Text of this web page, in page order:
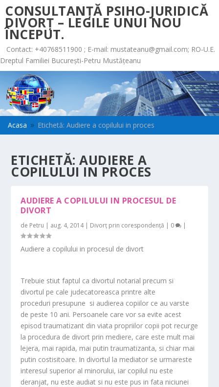
CONSULTANȚĂ PSIHO-JURIDICĂ
DIVORȚ – LEGILE UNUI NOU
ÎNCEPUT.
Contact: +40768511900 ; E-mail: mustateanu@gmail.com; RO-U.E.
Dreptul Familiei București-Petru Mustățeanu
Acasa 9 Etichetă: Audiere a copilului in proces
ETICHETĂ:AUDIERE A
COPILULUI IN PROCES
AUDIERE A COPILULUI IN PROCESUL DE
DIVORT
de Petru | aug. 4, 2014| Divorț prin corespondență | 0 |
Audiere a copilului in procesul de divort
Trebuie stiut faptul ca divortul notarial precum si
divortul pe cale judecatoreasca printre alte
proceduri presupune si audierea copiilor ce au varste
de peste 10 ani. Persoanele care vor sa evite acest
episod traumatizant din viata propriilor copii pot recurge
la procedura de divort prin mediere, care este mult mai
lejera, mai rapida, mai putin traumatizanta, si chiar mai
putin costisitoare. In divortul la mediator se urmareste
interesul superior al minorului, iar copilul nu este
deranjat, nu este audiat si nu este pus in fata niciunei